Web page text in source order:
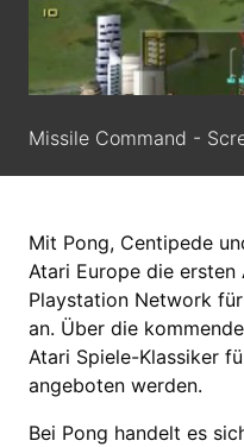
Missile Command -
Mit Pong, Centipede
Atari Europe die ersten
Playstation Network
an. Über die
Atari Spiele-Klassiker
angeboten werden.
Bei Pong handelt es